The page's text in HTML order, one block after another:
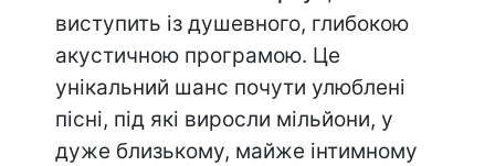
виступить із душевного, глибокою
акустичною програмою. Це
унікальний шанс почути улюблені
пісні, під які виросли мільйони, у
дуже близькому, майже інтимному